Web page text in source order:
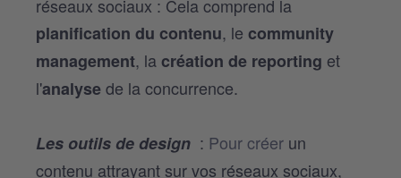
réseaux sociaux : Cela comprend la
planification du contenu, le community
management, la création de reporting et
l'analysede la concurrence.
Les outils de design : Pour créer un
contenu attrayant sur vos réseaux sociaux,